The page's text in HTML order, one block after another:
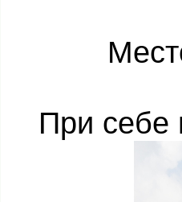
При себе